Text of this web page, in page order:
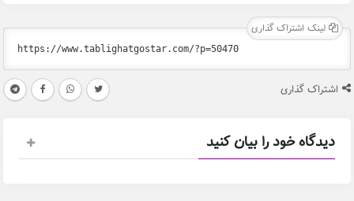
لینک اشتراک گذاری
اشتراک گذاری
دیدگاه خود را بیان کنید